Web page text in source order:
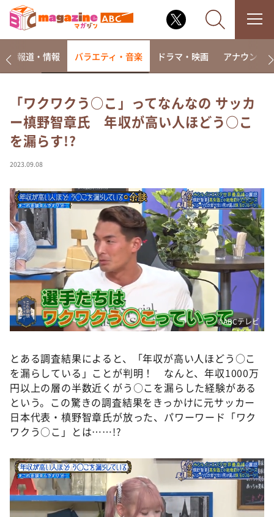
なるみ・岡村の過ぎるTV
相席食堂
これ余談なんですけど・・・
て真剣です
探偵！ナイトスクープ
news おかえり
河合＆A.B.C-Z塚田×福井アナ「なんでやねん！？」
（news おかえり）
DAIGOも台所 ～きょうの献立 何にする？～
本日はダイアンなり！シーズン２
朝だ！生です旅サラダ
ＬＩＦＥ～夢のカタチ～
新婚さんいらっしゃい！
ポツンと一軒家
ザキ山小屋本館
アナ回覧板
報道・情報 バラエティ・音楽 ドラマ・映画 アナウンサー
「ワクワクう○こ」ってなんなの サッカ
ー槙野智章氏 年収が高い人ほどう○こ
を漏らす!?
2023.09.08
©️ABCテレビ
とある調査結果によると、「年収が高い人ほどう○こ
を漏らしている」ことが判明！ なんと、年収1000万
円以上の層の半数近くがう○こを漏らした経験がある
という。この驚きの調査結果をきっかけに元サッカー
日本代表・槙野智章氏が放った、パワーワード「ワク
ワクう○こ」とは……!?